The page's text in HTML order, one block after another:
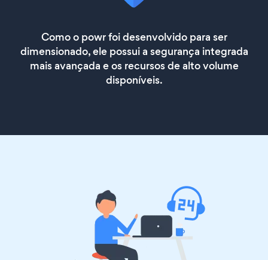
Como o powr foi desenvolvido para ser
dimensionado, ele possui a segurança integrada
mais avançada e os recursos de alto volume
disponíveis.